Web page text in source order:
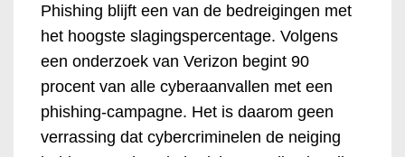
Phishing blijft een van de bedreigingen met
het hoogste slagingspercentage. Volgens
een onderzoek van Verizon begint 90
procent van alle cyberaanvallen met een
phishing-campagne. Het is daarom geen
verrassing dat cybercriminelen de neiging